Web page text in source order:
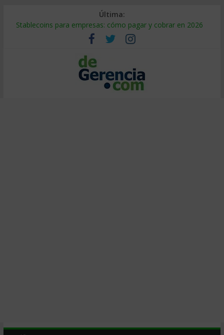
Última:
Stablecoins para empresas: cómo pagar y cobrar en 2026
Despido silencioso: qué es y por qué sale tan caro
IA en selección de personal: cómo auditarla a tiempo
Trabajo forzoso en la cadena de suministro: qué hacer
Mercado hispano de EE. UU.: cómo segmentarlo y venderle